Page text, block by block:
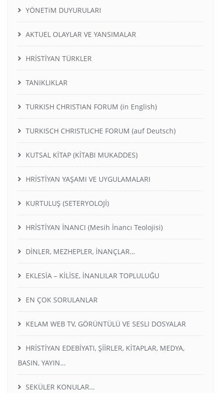
YÖNETiM DUYURULARI
AKTUEL OLAYLAR VE YANSIMALAR
HRİSTİYAN TÜRKLER
TANIKLIKLAR
TURKISH CHRISTIAN FORUM (in English)
TURKISCH CHRISTLICHE FORUM (auf Deutsch)
KUTSAL KİTAP (KİTABI MUKADDES)
HRİSTİYAN YAŞAMI VE UYGULAMALARI
KURTULUŞ (SETERYOLOJİ)
HRİSTİYAN İNANCI (Mesih İnancı Teolojisi)
DİNLER, MEZHEPLER, İNANÇLAR…
EKLESİA – KİLİSE, İNANLILAR TOPLULUĞU
EN ÇOK SORULANLAR
KELAM WEB TV, GÖRÜNTÜLÜ VE SESLI DOSYALAR
HRİSTİYAN EDEBİYATI, ŞİİRLER, KİTAPLAR, MEDYA,
BASIN, YAYIN…
SEKÜLER KONULAR…